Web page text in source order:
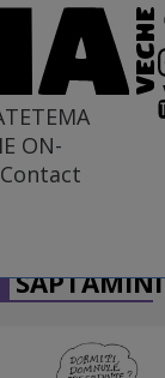
TEMA
ON-
Contact